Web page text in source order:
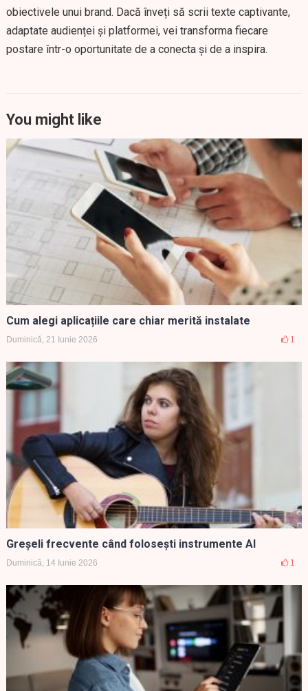
obiectivele unui brand. Dacă înveți să scrii texte captivante,
adaptate audienței și platformei, vei transforma fiecare
postare într-o oportunitate de a conecta și de a inspira.
You might like
Cum alegi aplicațiile care chiar merită instalate
Duminică, 21 Iunie 2026 1
Greșeli frecvente când folosești instrumente AI
Duminică, 14 Iunie 2026 1